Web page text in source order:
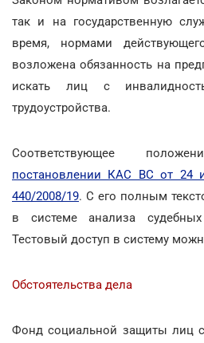
так и на государственную
время, нормами
возложена обязанность на
искать лиц с
трудоустройства.
Соответствующее
постановлении КАС ВС от 24
440/2008/19. С его полным
в системе анализа
Тестовый доступ в систему
Обстоятельства дела
Фонд социальной защиты лиц